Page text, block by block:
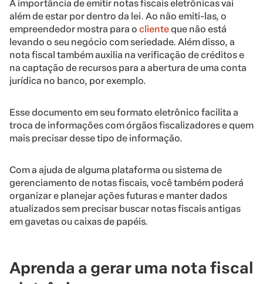
A importância de emitir notas fiscais eletrônicas vai
além de estar por dentro da lei. Ao não emiti-las, o
empreendedor mostra para o clienteque não está
levando o seu negócio com seriedade. Além disso, a
nota fiscal também auxilia na verificação de créditos e
na captação de recursos para a abertura de uma conta
jurídica no banco, por exemplo.
Esse documento em seu formato eletrônico facilita a
troca de informações com órgãos fiscalizadores e quem
mais precisar desse tipo de informação.
Com a ajuda de alguma plataforma ou sistema de
gerenciamento de notas fiscais, você também poderá
organizar e planejar ações futuras e manter dados
atualizados sem precisar buscar notas fiscais antigas
em gavetas ou caixas de papéis.
Aprenda a gerar uma nota fiscal